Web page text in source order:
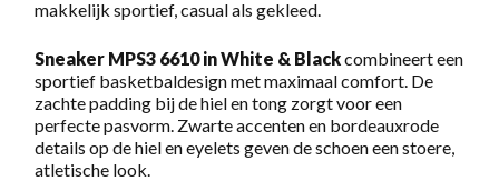
makkelijk sportief, casual als gekleed.
Sneaker MPS3 6610 in White & Blackcombineert een
sportief basketbaldesign met maximaal comfort. De
zachte padding bij de hiel en tong zorgt voor een
perfecte pasvorm. Zwarte accenten en bordeauxrode
details op de hiel en eyelets geven de schoen een stoere,
atletische look.